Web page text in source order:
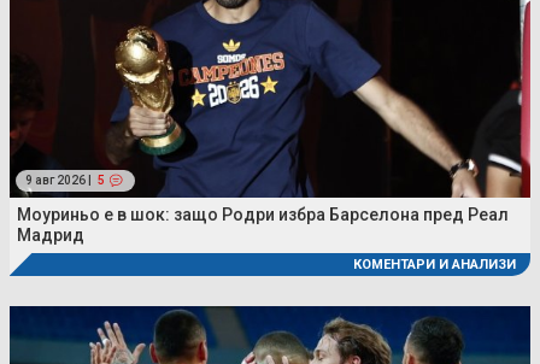
9 авг 2026 | 5
Моуриньо е в шок: защо Родри избра Барселона пред Реал
Мадрид
КОМЕНТАРИ И АНАЛИЗИ